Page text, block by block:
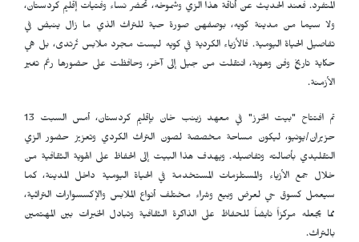
المتفرد. فعند الحديث عن أناقة هذا الزي وشموخه، تحضر نساء وفتيات إقليم كردستان،
ولا سيما من مدينة كويه، بوصفهن صورة حية للتراث الذي ما زال ينبض في
تفاصيل الحياة اليومية. فالأزياء الكردية في كويه ليست مجرد ملابس تُرتدى، بل هي
حكاية تاريخ وفن وهوية، انتقلت من جيل إلى آخر، وحافظت على حضورها رغم تغير
الأزمنة.
تم افتتاح "بيت الخرز" في معهد زينب خان بإقليم كردستان، أمس السبت 13
حزيران/يونيو، ليكون مساحة مخصصة لصون التراث الكردي وتعزيز حضور الزي
التقليدي بأصالته وتفاصيله. ويهدف هذا البيت إلى الحفاظ على الهوية الثقافية من
خلال جمع الأزياء والمستلزمات المستخدمة في الحياة اليومية داخل المدينة، كما
سيعمل كسوق حي لعرض وبيع وشراء مختلف أنواع الملابس والإكسسوارات التراثية،
مما يجعله مركزاً نابضاً للحفاظ على الذاكرة الثقافية وتبادل الخبرات بين المهتمين
بالتراث.